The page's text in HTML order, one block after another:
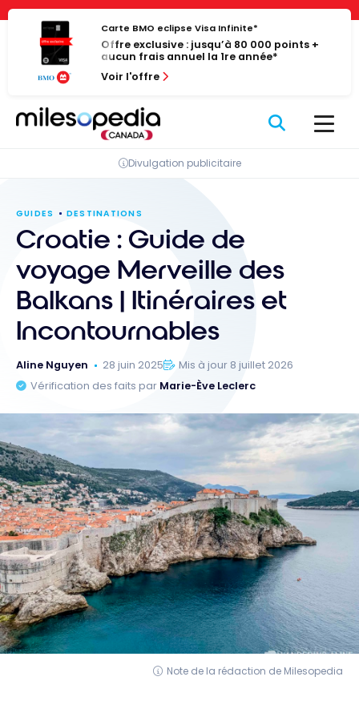
Panneau de gestion des cookies
Passer
contenu
Carte BMO eclipse Visa Infinite*
Offre exclusive : jusqu’à 80 000 points +
aucun frais annuel la 1re année*
Voir l'offre
Divulgation publicitaire
GUIDES DESTINATIONS
Croatie : Guide de
voyage Merveille des
Balkans | Itinéraires et
Incontournables
Aline Nguyen 28 juin 2025
Mis à jour 8 juillet 2026
Vérification des faits par Marie-Ève Leclerc
Note de la rédaction de Milesopedia